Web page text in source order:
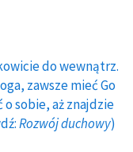
do wewnątrz.
zawsze mieć Go
sobie, aż znajdzie
Rozwój duchowy)